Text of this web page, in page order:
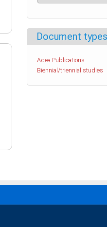
Document types
Adea Publications
Biennial/triennial studies